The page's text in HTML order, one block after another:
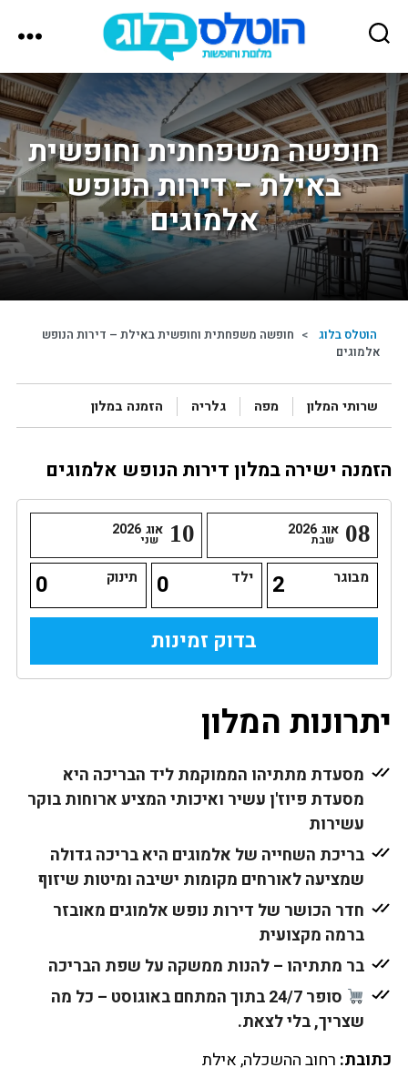
הוטלס
בלוג
חופשה משפחתית וחופשית
באילת – דירות הנופש
אלמוגים
הוטלס בלוג > חופשה משפחתית וחופשית באילת – דירות הנופש
אלמוגים
שרותי המלון מפה גלריה הזמנה במלון
הזמנה ישירה במלון דירות הנופש אלמוגים
08 אוג 2026
שבת 10 אוג 2026
שני
מבוגר ילד תינוק
יתרונות המלון
מסעדת מתתיהו הממוקמת ליד הבריכה היא
מסעדת פיוז'ן עשיר ואיכותי המציע ארוחות בוקר
עשירות
בריכת השחייה של אלמוגים היא בריכה גדולה
שמציעה לאורחים מקומות ישיבה ומיטות שיזוף
חדר הכושר של דירות נופש אלמוגים מאובזר
ברמה מקצועית
בר מתתיהו – להנות ממשקה על שפת הבריכה
סופר 24/7 בתוך המתחם באוגוסט – כל מה
שצריך, בלי לצאת.
כתובת: רחוב ההשכלה, אילת